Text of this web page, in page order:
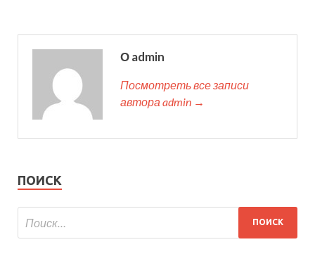
О admin
Посмотреть все записи
автора admin →
ПОИСК